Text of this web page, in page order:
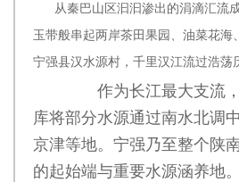
从秦巴山区汩汩渗出的涓滴汇流成
玉带般串起两岸茶田果园、油菜花海
宁强县汉水源村，千里汉江流过浩荡
作为长江最大支流，
库将部分水源通过南水北调
京津等地。宁强乃至整个陕
的起始端与重要水源涵养地